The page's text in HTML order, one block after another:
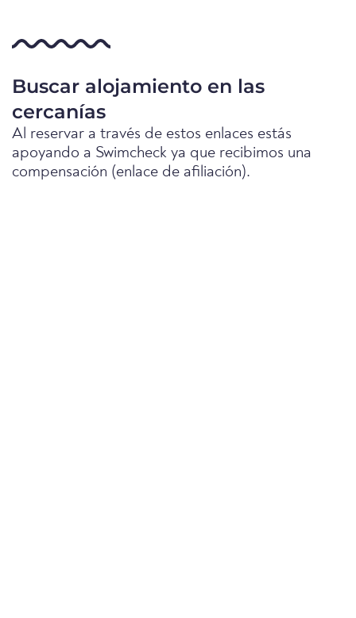
Buscar alojamiento en las
cercanías
Al reservar a través de estos enlaces estás
apoyando a Swimcheck ya que recibimos una
compensación (enlace de afiliación).